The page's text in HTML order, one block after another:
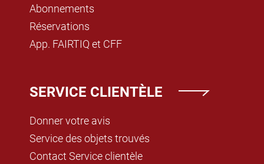
Abonnements
Réservations
App. FAIRTIQ et CFF
SERVICE CLIENTÈLE
Donner votre avis
Service des objets trouvés
Contact Service clientèle